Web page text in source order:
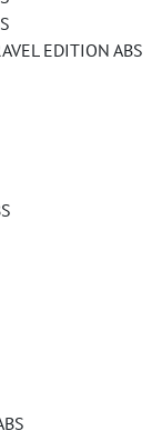
EDITION ABS